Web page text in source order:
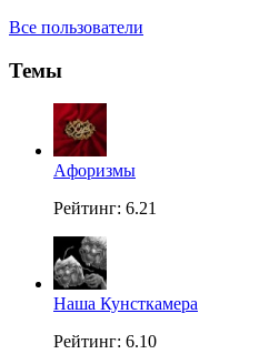
Все пользователи
Темы
Aфоризмы
Рейтинг: 6.21
Наша Кунсткамера
Рейтинг: 6.10